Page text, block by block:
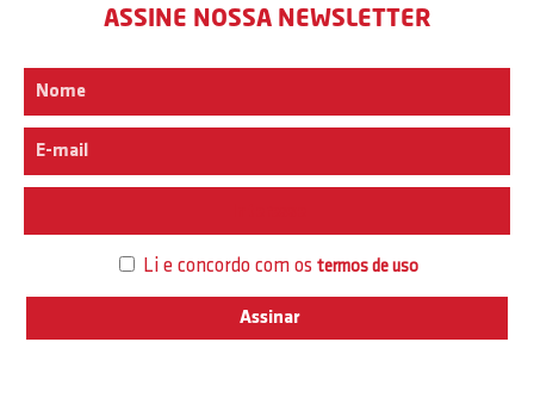
ASSINE NOSSA NEWSLETTER
Li e concordo com os termos de uso